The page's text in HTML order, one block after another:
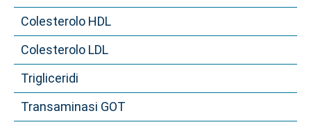
Colesterolo HDL
Colesterolo LDL
Trigliceridi
Transaminasi GOT